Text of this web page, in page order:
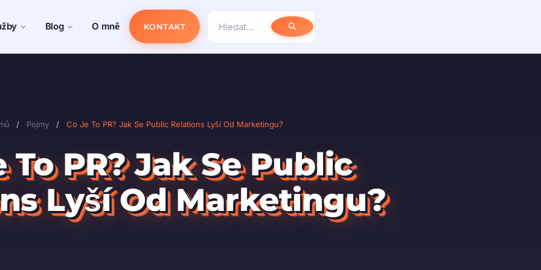
Blog O mně KONTAKT
/ Pojmy / Co Je To PR? Jak Se Public Relations Lyší Od Marketingu?
To PR? Jak Se Public
Lyší Od Marketingu?